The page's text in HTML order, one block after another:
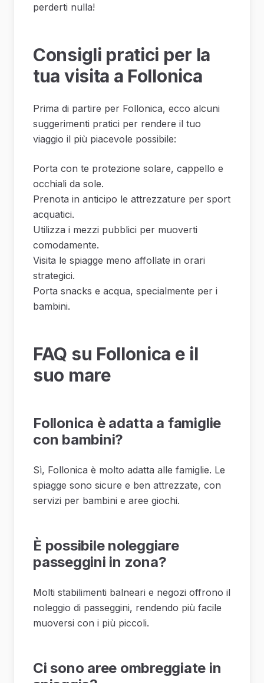
perderti nulla!
Consigli pratici per la
tua visita a Follonica
Prima di partire per Follonica, ecco alcuni
suggerimenti pratici per rendere il tuo
viaggio il più piacevole possibile:
Porta con te protezione solare, cappello e
occhiali da sole.
Prenota in anticipo le attrezzature per sport
acquatici.
Utilizza i mezzi pubblici per muoverti
comodamente.
Visita le spiagge meno affollate in orari
strategici.
Porta snacks e acqua, specialmente per i
bambini.
FAQ su Follonica e il
suo mare
Follonica è adatta a famiglie
con bambini?
Sì, Follonica è molto adatta alle famiglie. Le
spiagge sono sicure e ben attrezzate, con
servizi per bambini e aree giochi.
È possibile noleggiare
passeggini in zona?
Molti stabilimenti balneari e negozi offrono il
noleggio di passeggini, rendendo più facile
muoversi con i più piccoli.
Ci sono aree ombreggiate in